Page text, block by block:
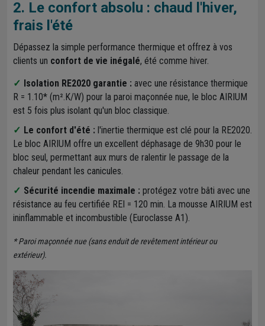
2. Le confort absolu : chaud l'hiver,
frais l'été
Dépassez la simple performance thermique et offrez à vos
clients un confort de vie inégalé, été comme hiver.
Isolation RE2020 garantie : avec une résistance thermique
R = 1.10* (m².K/W) pour la paroi maçonnée nue, le bloc AIRIUM
est 5 fois plus isolant qu'un bloc classique.
Le confort d'été : l'inertie thermique est clé pour la RE2020.
Le bloc AIRIUM offre un excellent déphasage de 9h30 pour le
bloc seul, permettant aux murs de ralentir le passage de la
chaleur pendant les canicules.
Sécurité incendie maximale : protégez votre bâti avec une
résistance au feu certifiée REI = 120 min. La mousse AIRIUM est
ininflammable et incombustible (Euroclasse A1).
* Paroi maçonnée nue (sans enduit de revêtement intérieur ou
extérieur).